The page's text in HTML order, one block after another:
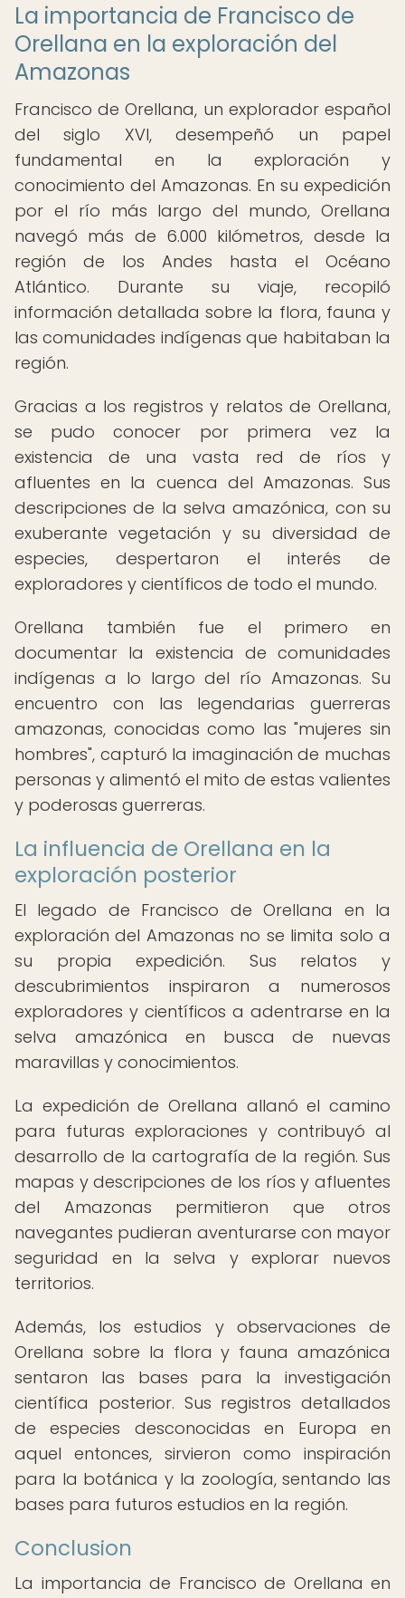
La importancia de Francisco de
Orellana en la exploración del
Amazonas
Francisco de Orellana, un explorador español
del siglo XVI, desempeñó un papel
fundamental en la exploración y
conocimiento del Amazonas. En su expedición
por el río más largo del mundo, Orellana
navegó más de 6.000 kilómetros, desde la
región de los Andes hasta el Océano
Atlántico. Durante su viaje, recopiló
información detallada sobre la flora, fauna y
las comunidades indígenas que habitaban la
región.
Gracias a los registros y relatos de Orellana,
se pudo conocer por primera vez la
existencia de una vasta red de ríos y
afluentes en la cuenca del Amazonas. Sus
descripciones de la selva amazónica, con su
exuberante vegetación y su diversidad de
especies, despertaron el interés de
exploradores y científicos de todo el mundo.
Orellana también fue el primero en
documentar la existencia de comunidades
indígenas a lo largo del río Amazonas. Su
encuentro con las legendarias guerreras
amazonas, conocidas como las "mujeres sin
hombres", capturó la imaginación de muchas
personas y alimentó el mito de estas valientes
y poderosas guerreras.
La influencia de Orellana en la
exploración posterior
El legado de Francisco de Orellana en la
exploración del Amazonas no se limita solo a
su propia expedición. Sus relatos y
descubrimientos inspiraron a numerosos
exploradores y científicos a adentrarse en la
selva amazónica en busca de nuevas
maravillas y conocimientos.
La expedición de Orellana allanó el camino
para futuras exploraciones y contribuyó al
desarrollo de la cartografía de la región. Sus
mapas y descripciones de los ríos y afluentes
del Amazonas permitieron que otros
navegantes pudieran aventurarse con mayor
seguridad en la selva y explorar nuevos
territorios.
Además, los estudios y observaciones de
Orellana sobre la flora y fauna amazónica
sentaron las bases para la investigación
científica posterior. Sus registros detallados
de especies desconocidas en Europa en
aquel entonces, sirvieron como inspiración
para la botánica y la zoología, sentando las
bases para futuros estudios en la región.
Conclusion
La importancia de Francisco de Orellana en